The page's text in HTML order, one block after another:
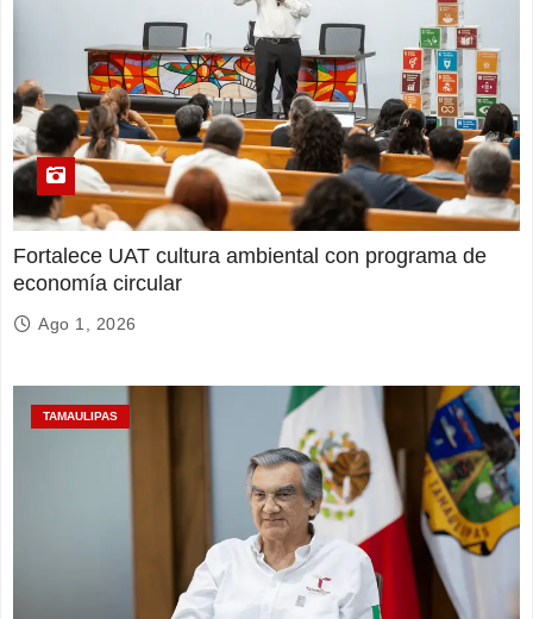
Fortalece UAT cultura ambiental con programa de
economía circular
Ago 1, 2026
TAMAULIPAS